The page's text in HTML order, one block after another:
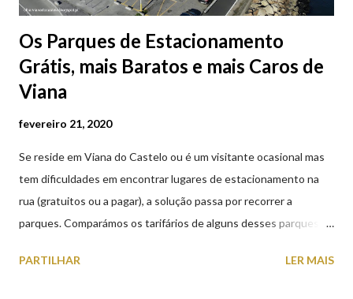
Os Parques de Estacionamento
Grátis, mais Baratos e mais Caros de
Viana
fevereiro 21, 2020
Se reside em Viana do Castelo ou é um visitante ocasional mas
tem dificuldades em encontrar lugares de estacionamento na
rua (gratuitos ou a pagar), a solução passa por recorrer a
parques. Comparámos os tarifários de alguns desses parques de
subterrâneos) perto do centro da cidade (entenda-se por
PARTILHAR LER MAIS